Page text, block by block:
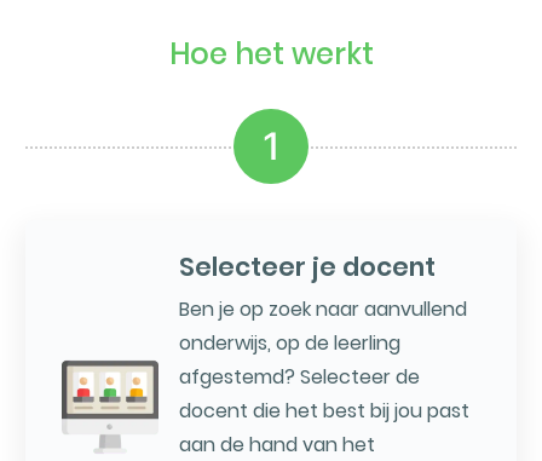
Hoe het werkt
1
Selecteer je docent
Ben je op zoek naar aanvullend
onderwijs, op de leerling
afgestemd? Selecteer de
docent die het best bij jou past
aan de hand van het